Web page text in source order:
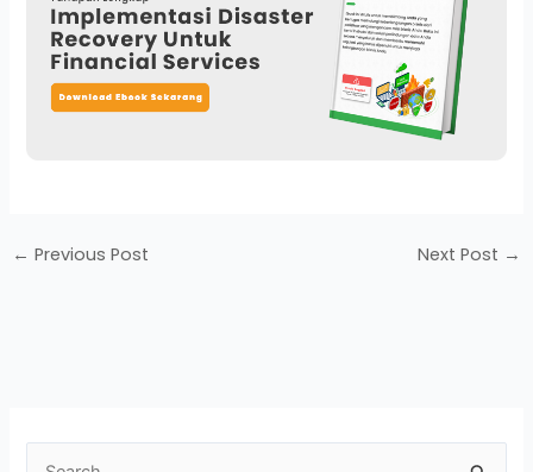
← Previous Post Next Post →